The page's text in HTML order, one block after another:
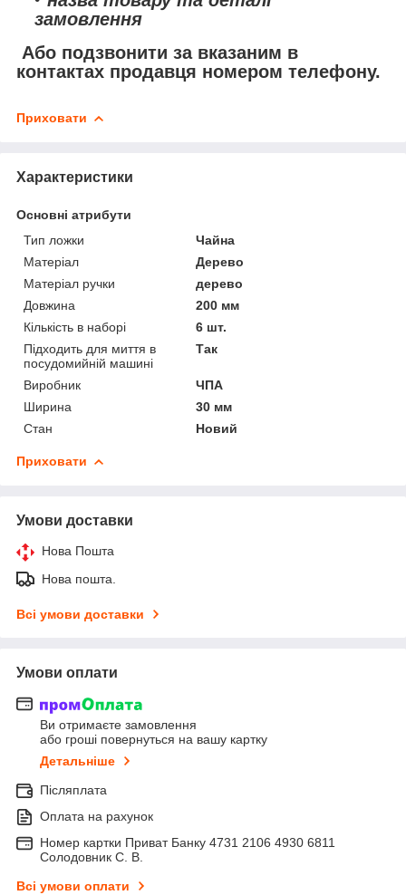
замовлення
Або подзвонити за вказаним в
контактах продавця номером телефону.
Приховати
Характеристики
Основні атрибути
Тип ложки
Чайна
Матеріал
Дерево
Матеріал ручки
дерево
Довжина
200 мм
Кількість в наборі
6 шт.
Підходить для миття в
посудомийній машині
Так
Виробник
ЧПА
Ширина
30 мм
Стан
Новий
Приховати
Умови доставки
Нова Пошта
Нова пошта.
Всі умови доставки
Умови оплати
Ви отримаєте замовлення
або гроші повернуться на вашу картку
Детальніше
Післяплата
Оплата на рахунок
Номер картки Приват Банку 4731 2106 4930 6811
Солодовник С. В.
Всі умови оплати